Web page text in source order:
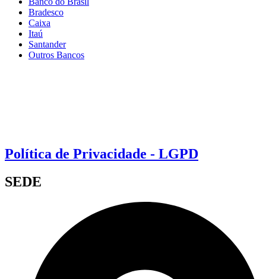
Bradesco
Caixa
Itaú
Santander
Outros Bancos
Política de Privacidade - LGPD
SEDE